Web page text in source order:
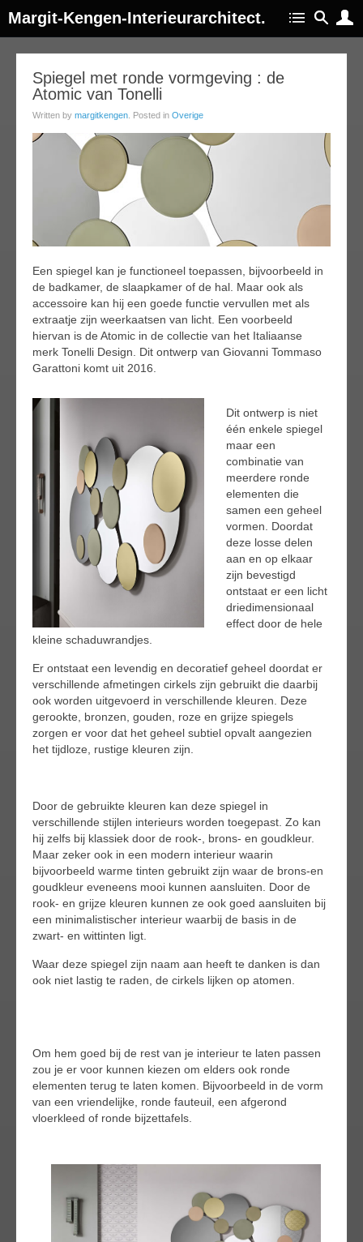
Margit-Kengen-Interieurarchitect.
Spiegel met ronde vormgeving : de
Atomic van Tonelli
Written by margitkengen . Posted in Overige
Een spiegel kan je functioneel toepassen, bijvoorbeeld in
de badkamer, de slaapkamer of de hal. Maar ook als
accessoire kan hij een goede functie vervullen met als
extraatje zijn weerkaatsen van licht. Een voorbeeld
hiervan is de Atomic in de collectie van het Italiaanse
merk Tonelli Design. Dit ontwerp van Giovanni Tommaso
Garattoni komt uit 2016.
Dit ontwerp is niet
één enkele spiegel
maar een
combinatie van
meerdere ronde
elementen die
samen een geheel
vormen. Doordat
deze losse delen
aan en op elkaar
zijn bevestigd
ontstaat er een licht
driedimensionaal
effect door de hele
kleine schaduwrandjes.
Er ontstaat een levendig en decoratief geheel doordat er
verschillende afmetingen cirkels zijn gebruikt die daarbij
ook worden uitgevoerd in verschillende kleuren. Deze
gerookte, bronzen, gouden, roze en grijze spiegels
zorgen er voor dat het geheel subtiel opvalt aangezien
het tijdloze, rustige kleuren zijn.
Door de gebruikte kleuren kan deze spiegel in
verschillende stijlen interieurs worden toegepast. Zo kan
hij zelfs bij klassiek door de rook-, brons- en goudkleur.
Maar zeker ook in een modern interieur waarin
bijvoorbeeld warme tinten gebruikt zijn waar de brons-en
goudkleur eveneens mooi kunnen aansluiten. Door de
rook- en grijze kleuren kunnen ze ook goed aansluiten bij
een minimalistischer interieur waarbij de basis in de
zwart- en wittinten ligt.
Waar deze spiegel zijn naam aan heeft te danken is dan
ook niet lastig te raden, de cirkels lijken op atomen.
Om hem goed bij de rest van je interieur te laten passen
zou je er voor kunnen kiezen om elders ook ronde
elementen terug te laten komen. Bijvoorbeeld in de vorm
van een vriendelijke, ronde fauteuil, een afgerond
vloerkleed of ronde bijzettafels.